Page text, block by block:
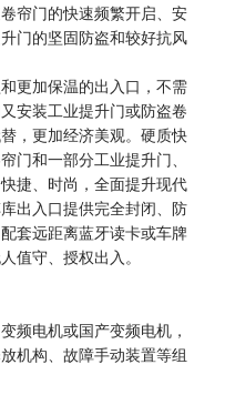
帘门的快速频繁开启、安
门的坚固防盗和较好抗风
更加保温的出入口，不需
安装工业提升门或防盗卷
，更加经济美观。硬质快
门和一部分工业提升门、
捷、时尚，全面提升现代
出入口提供完全封闭、防
套远距离蓝牙读卡或车牌
值守、授权出入。
频电机或国产变频电机，
机构、故障手动装置等组